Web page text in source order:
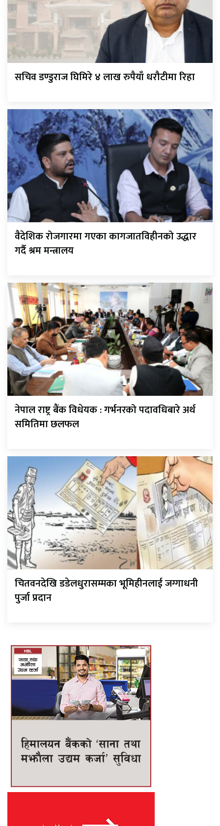
सचिव डण्डुराज घिमिरे ४ लाख रुपैयाँ धरौटीमा रिहा
वैदेशिक रोजगारमा गएका कागजातविहीनको उद्धार
गर्दै श्रम मन्त्रालय
नेपाल राष्ट्र बैंक विधेयक : गर्भनरको पदावधिबारे अर्थ
समितिमा छलफल
चितवनदेखि डडेलधुरासम्मका भूमिहीनलाई जग्गाधनी
पुर्जा प्रदान